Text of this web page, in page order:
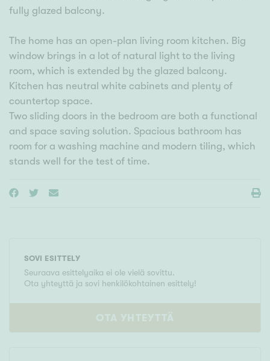
fully glazed balcony.
The home has an open-plan living room kitchen. Big
window brings in a lot of natural light to the living
room, which is extended by the glazed balcony.
Kitchen has neutral white cabinets and plenty of
countertop space.
Two sliding doors in the bedroom are both a functional
and space saving solution. Spacious bathroom has
room for a washing machine and modern tiling, which
stands well for the test of time.
SOVI ESITTELY
Seuraava esittelyaika ei ole vielä sovittu.
Ota yhteyttä ja sovi henkilökohtainen esittely!
OTA YHTEYTTÄ